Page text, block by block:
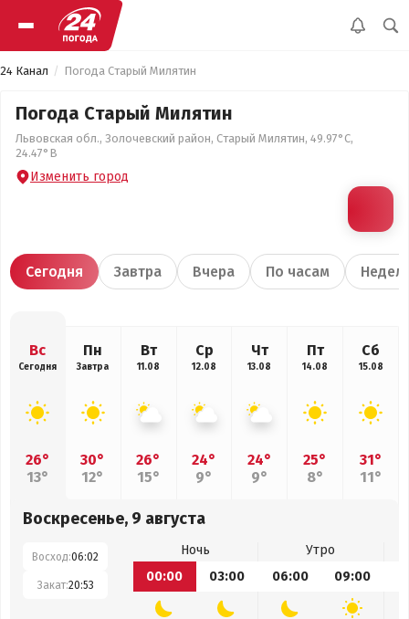
24 Канал Погода Старый Милятин
Погода Старый Милятин
Львовская обл., Золочевский район, Старый Милятин, 49.97°С,
24.47°В
Изменить город
Сегодня Завтра Вчера По часам
Вс
Сегодня
26°
13°
Пн
Завтра
30°
12°
Вт
11.08
26°
15°
Ср
12.08
24°
9°
Чт
13.08
24°
9°
Пт
14.08
25°
8°
Сб
15.08
31°
11°
Воскресенье, 9 августа
Восход:06:02
Закат:20:53
Ночь
Утро
00:00
03:00 06:00 09:00